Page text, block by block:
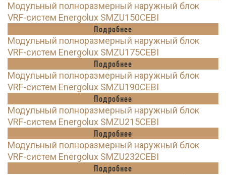
Модульный полноразмерный наружный блок
VRF-систем Energolux SMZU150CEBI
Подробнее
Модульный полноразмерный наружный блок
VRF-систем Energolux SMZU175CEBI
Подробнее
Модульный полноразмерный наружный блок
VRF-систем Energolux SMZU190CEBI
Подробнее
Модульный полноразмерный наружный блок
VRF-систем Energolux SMZU215CEBI
Подробнее
Модульный полноразмерный наружный блок
VRF-систем Energolux SMZU232CEBI
Подробнее